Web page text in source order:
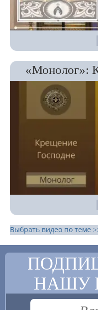
«Монолог»:
Выбрать видео по теме
НАШУ